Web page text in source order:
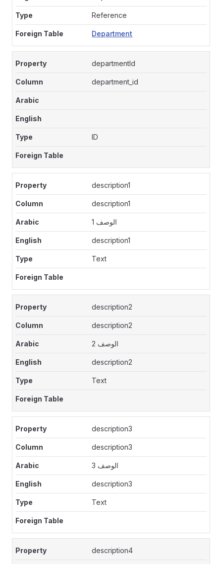
Reference
Department
departmentId
department_id
ID
description1
description1
الوصف 1
description1
Text
description2
description2
الوصف 2
description2
Text
description3
description3
الوصف 3
description3
Text
description4